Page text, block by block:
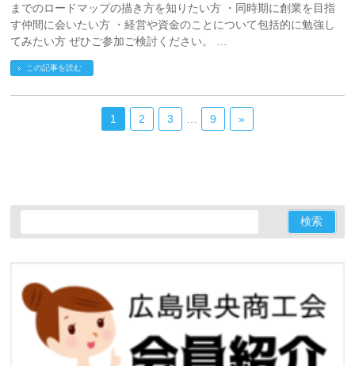
までのロードマップの描き方を知りたい方 ・同時期に創業を目指
す仲間に会いたい方 ・経営や資金のことについて包括的に勉強し
てみたい方 ぜひご参加ご検討ください。 …
この記事を読む
1 2 3 9 »